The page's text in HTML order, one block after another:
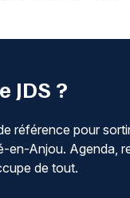
JDS ?
référence pour
en-Anjou. Agenda,
de tout.